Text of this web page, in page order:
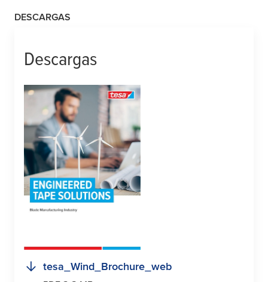
DESCARGAS
Descargas
tesa _Wind_Brochure_web